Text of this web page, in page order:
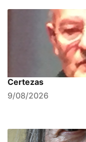
Certezas
9/08/2026